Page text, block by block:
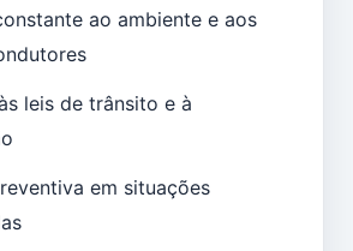
ao ambiente e aos
leis de trânsito e à
em situações